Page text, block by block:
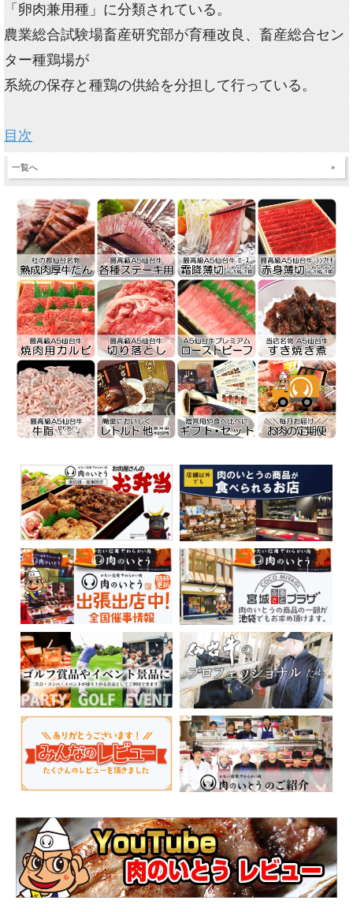
「卵肉兼用種」に分類されている。
農業総合試験場畜産研究部が育種改良、畜産総合セン
ター種鶏場が
系統の保存と種鶏の供給を分担して行っている。
目次
一覧へ